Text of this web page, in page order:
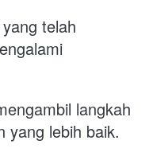
telah
langkah
yang lebih baik.